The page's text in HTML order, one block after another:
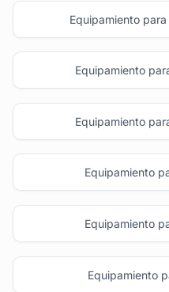
Equipamiento
Equipamiento
Equipamiento
Equipamiento
Equipamiento
Equipamiento